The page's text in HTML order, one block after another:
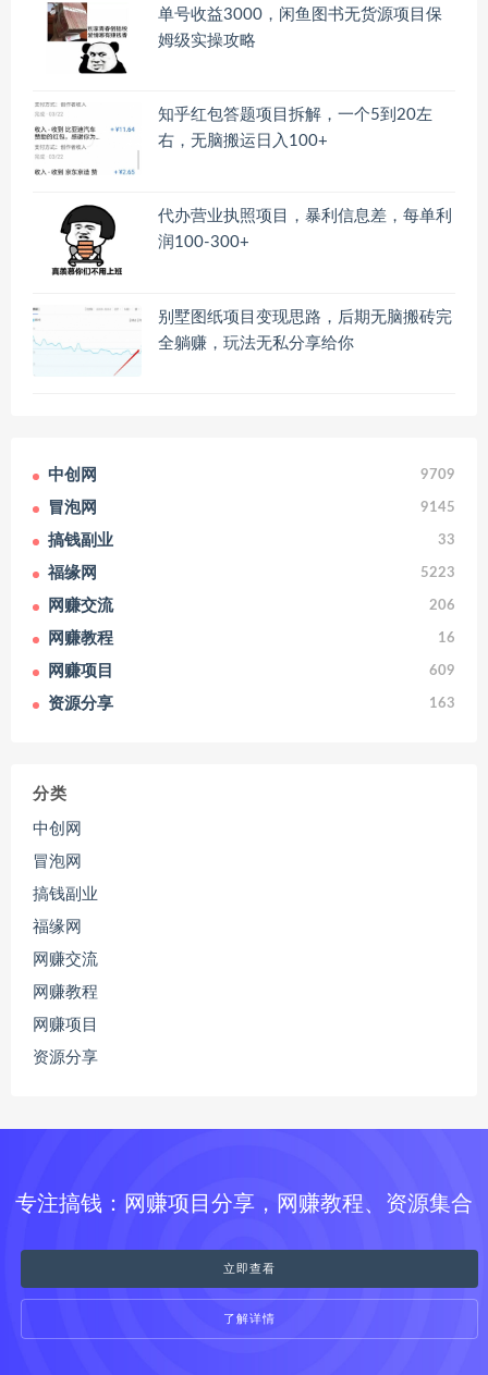
单号收益3000，闲鱼图书无货源项目保
姆级实操攻略
知乎红包答题项目拆解，一个5到20左
右，无脑搬运日入100+
代办营业执照项目，暴利信息差，每单利
润100-300+
别墅图纸项目变现思路，后期无脑搬砖完
全躺赚，玩法无私分享给你
中创网 9709
冒泡网 9145
搞钱副业 33
福缘网 5223
网赚交流 206
网赚教程 16
网赚项目 609
资源分享 163
分类
中创网
冒泡网
搞钱副业
福缘网
网赚交流
网赚教程
网赚项目
资源分享
专注搞钱：网赚项目分享，网赚教程、资源集合
立即查看
了解详情